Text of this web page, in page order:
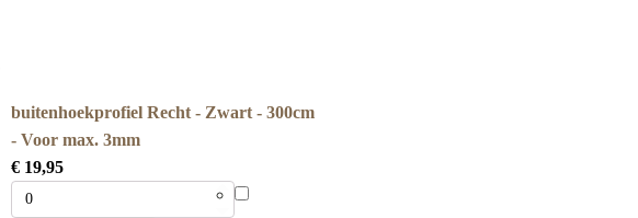
buitenhoekprofiel Recht - Zwart - 300cm
- Voor max. 3mm
€ 19,95